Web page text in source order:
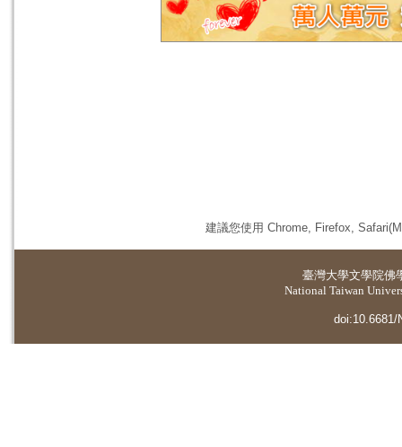
建議您使用 Chrome, Firefox,
臺灣大學文學院佛
National Taiwan
doi:10.6681/